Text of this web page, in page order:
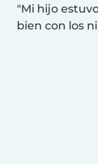
Mi hijo
bien con los